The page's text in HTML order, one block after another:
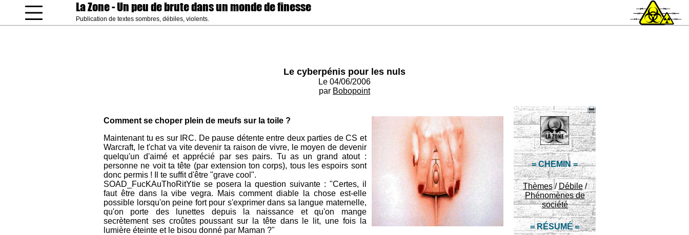
La Zone- Un peu de brute dans un monde de finesse
Publication de textes sombres, débiles, violents.
Le cyberpénis pour les nuls
Le 04/06/2006
par Bobopoint
= CHEMIN =
Thèmes/ Débile/
Phénomènes de
société
= RÉSUMÉ =
Comment se choper plein de meufs sur la toile ?
Maintenant tu es sur IRC. De pause détente entre deux parties de CS et
Warcraft, le t'chat va vite devenir ta raison de vivre, le moyen de devenir
quelqu'un d'aimé et apprécié par ses pairs. Tu as un grand atout :
personne ne voit ta tête (par extension ton corps), tous les espoirs sont
donc permis ! Il te suffit d'être "grave cool".
SOAD_FucKAuThoRitYtie se posera la question suivante : "Certes, il
faut être dans la vibe vegra. Mais comment diable la chose est-elle
possible lorsqu'on peine fort pour s'exprimer dans sa langue maternelle,
qu'on porte des lunettes depuis la naissance et qu'on mange
secrètement ses croûtes poussant sur la tête dans le lit, une fois la
lumière éteinte et le bisou donné par Maman ?"